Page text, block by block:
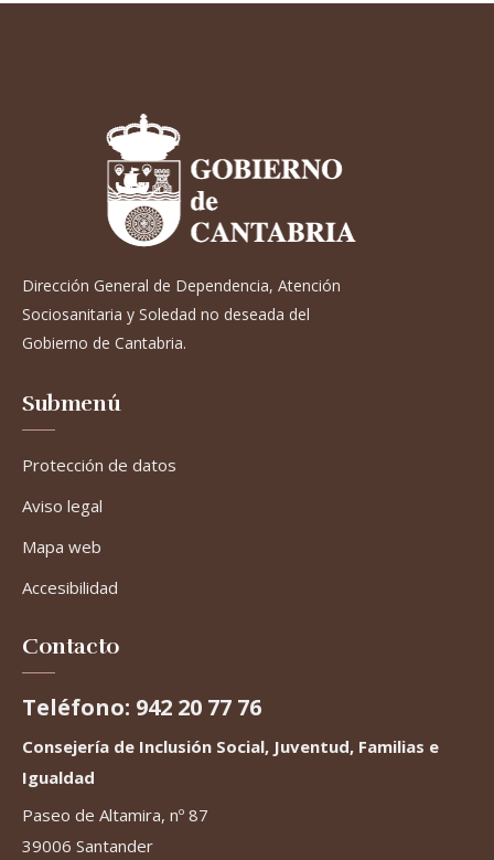
Dirección General de Dependencia, Atención
Sociosanitaria y Soledad no deseada del
Gobierno de Cantabria.
Submenú
Protección de datos
Aviso legal
Mapa web
Accesibilidad
Contacto
Teléfono: 942 20 77 76
Consejería de Inclusión Social, Juventud, Familias e
Igualdad
Paseo de Altamira, nº 87
39006 Santander